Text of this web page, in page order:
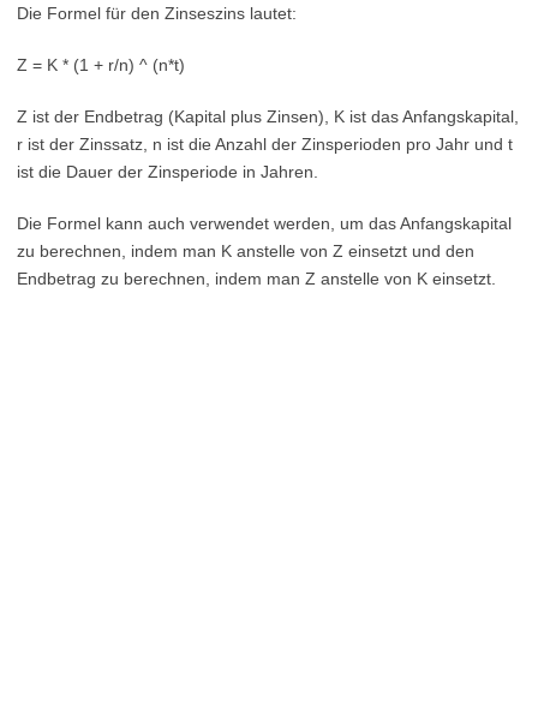
Die Formel für den Zinseszins lautet:
Z = K * (1 + r/n) ^ (n*t)
Z ist der Endbetrag (Kapital plus Zinsen), K ist das Anfangskapital,
r ist der Zinssatz, n ist die Anzahl der Zinsperioden pro Jahr und t
ist die Dauer der Zinsperiode in Jahren.
Die Formel kann auch verwendet werden, um das Anfangskapital
zu berechnen, indem man K anstelle von Z einsetzt und den
Endbetrag zu berechnen, indem man Z anstelle von K einsetzt.